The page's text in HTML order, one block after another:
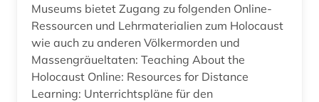
Museums bietet Zugang zu folgenden Online-
Ressourcen und Lehrmaterialien zum Holocaust
wie auch zu anderen Völkermorden und
Massengräueltaten: Teaching About the
Holocaust Online: Resources for Distance
Learning: Unterrichtspläne für den